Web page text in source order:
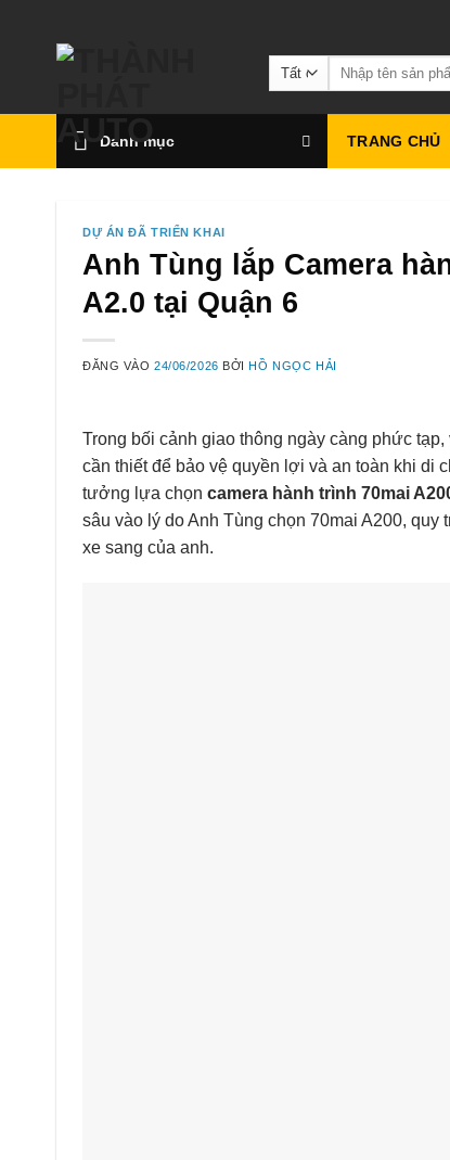
Tìm
kiếm:
Danh mục TRANG CHỦ
DỰ ÁN ĐÃ TRIỂN KHAI
Anh Tùng lắp Camera
A2.0 tại Quận 6
ĐĂNG VÀO24/06/2026 BỞIHỒ NGỌC HẢI
Trong bối cảnh giao thông ngày càng phức
cần thiết để bảo vệ quyền lợi và an toàn khi di
tưởng lựa chọn camera hành trình 70mai
sâu vào lý do Anh Tùng chọn 70mai A200,
xe sang của anh.